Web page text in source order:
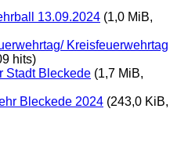
13.09.2024 (1,0 MiB,
Kreisfeuerwehrtag
hits)
Stadt Bleckede (1,7 MiB,
Bleckede 2024 (243,0 KiB,